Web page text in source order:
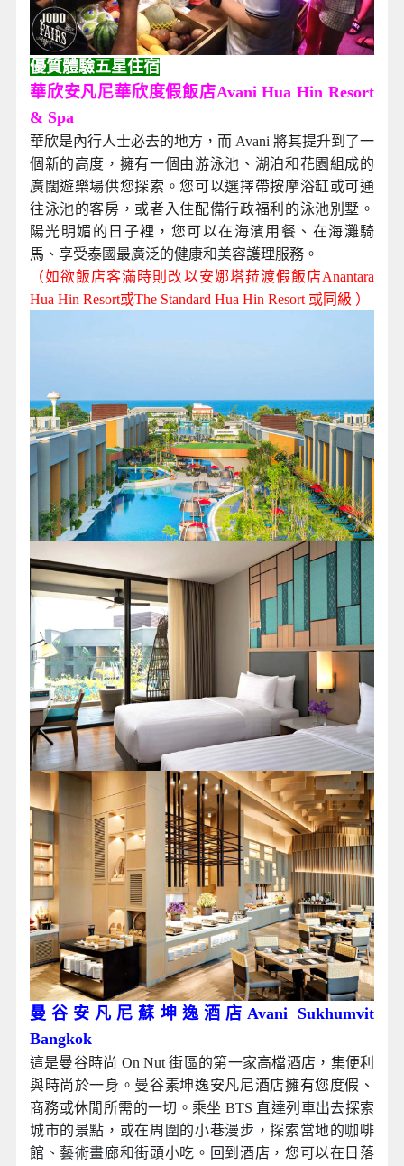
優質體驗五星住宿
華欣安凡尼華欣度假飯店Avani Hua Hin Resort
& Spa
華欣是內行人士必去的地方，而 Avani 將其提升到了一
個新的高度，擁有一個由游泳池、湖泊和花園組成的
廣闊遊樂場供您探索。您可以選擇帶按摩浴缸或可通
往泳池的客房，或者入住配備行政福利的泳池別墅。
陽光明媚的日子裡，您可以在海濱用餐、在海灘騎
馬、享受泰國最廣泛的健康和美容護理服務。
（如欲飯店客滿時則改以安娜塔菈渡假飯店Anantara
Hua Hin Resort或The Standard Hua Hin Resort 或同級 ）
曼谷安凡尼蘇坤逸酒店Avani Sukhumvit
Bangkok
這是曼谷時尚 On Nut 街區的第一家高檔酒店，集便利
與時尚於一身。曼谷素坤逸安凡尼酒店擁有您度假、
商務或休閒所需的一切。乘坐 BTS 直達列車出去探索
城市的景點，或在周圍的小巷漫步，探索當地的咖啡
館、藝術畫廊和街頭小吃。回到酒店，您可以在日落